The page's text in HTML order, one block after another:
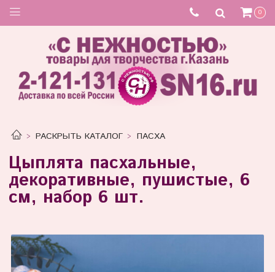
0
РАСКРЫТЬ КАТАЛОГ ПАСХА
Цыплята пасхальные,
декоративные, пушистые, 6
см, набор 6 шт.
Товар отсутствует